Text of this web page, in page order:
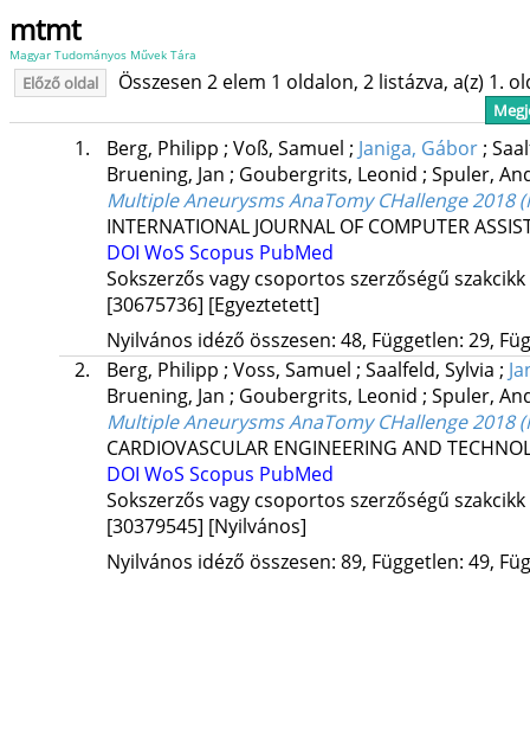
mtmt
Magyar Tudományos Művek Tára
Előző oldal Összesen 2 elem 1 oldalon, 2 listázva, a(z) 1.
1. Berg, Philipp ; Voß, Samuel ; Janiga, Gábor;
Bruening, Jan ; Goubergrits, Leonid ; Spuler,
Multiple Aneurysms AnaTomy CHallenge
INTERNATIONAL JOURNAL OF COMPUTER
DOI WoS Scopus PubMed
Sokszerzős vagy csoportos szerzőségű
[30675736] [Egyeztetett]
Nyilvános idéző összesen: 48, Független: 29,
2.
Berg, Philipp ; Voss, Samuel ; Saalfeld, Sylvia ;
Bruening, Jan ; Goubergrits, Leonid ; Spuler,
Multiple Aneurysms AnaTomy CHallenge 2018
CARDIOVASCULAR ENGINEERING AND
DOI WoS Scopus PubMed
Sokszerzős vagy csoportos szerzőségű
[30379545] [Nyilvános]
Nyilvános idéző összesen: 89, Független: 49,